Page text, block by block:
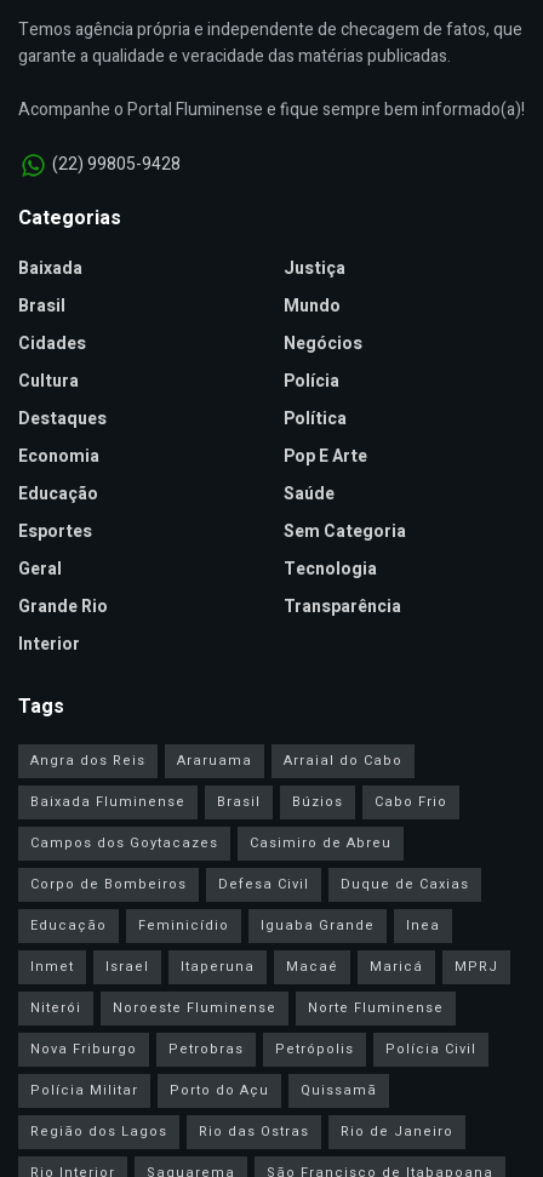
Temos agência própria e independente de checagem de fatos, que
garante a qualidade e veracidade das matérias publicadas.
Acompanhe o Portal Fluminense e fique sempre bem informado(a)!
(22) 99805-9428
Categorias
Baixada
Brasil
Cidades
Cultura
Destaques
Economia
Educação
Esportes
Geral
Grande Rio
Interior
Justiça
Mundo
Negócios
Polícia
Política
Pop E Arte
Saúde
Sem Categoria
Tecnologia
Transparência
Tags
Angra dos Reis Araruama
Arraial do Cabo
Baixada Fluminense
Brasil Búzios
Cabo Frio
Campos dos Goytacazes
Casimiro de Abreu
Corpo de Bombeiros
Defesa Civil
Duque de Caxias
Educação
Feminicídio Iguaba Grande
Inea
Inmet
Israel Itaperuna Macaé Maricá
MPRJ
Niterói
Noroeste Fluminense
Norte Fluminense
Nova Friburgo
Petrobras Petrópolis
Polícia Civil
Polícia Militar
Porto do Açu
Quissamã
Região dos Lagos
Rio das Ostras
Rio de Janeiro